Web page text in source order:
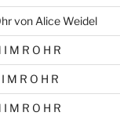
von Alice Weidel
I M R O H R
M R O H R
I M R O H R